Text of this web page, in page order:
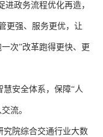
进政务流程优化再造，
更强、服务更优，让
次”改革跑得更快、更
慧安全体系，保障“人
流。
究院综合交通行业大数